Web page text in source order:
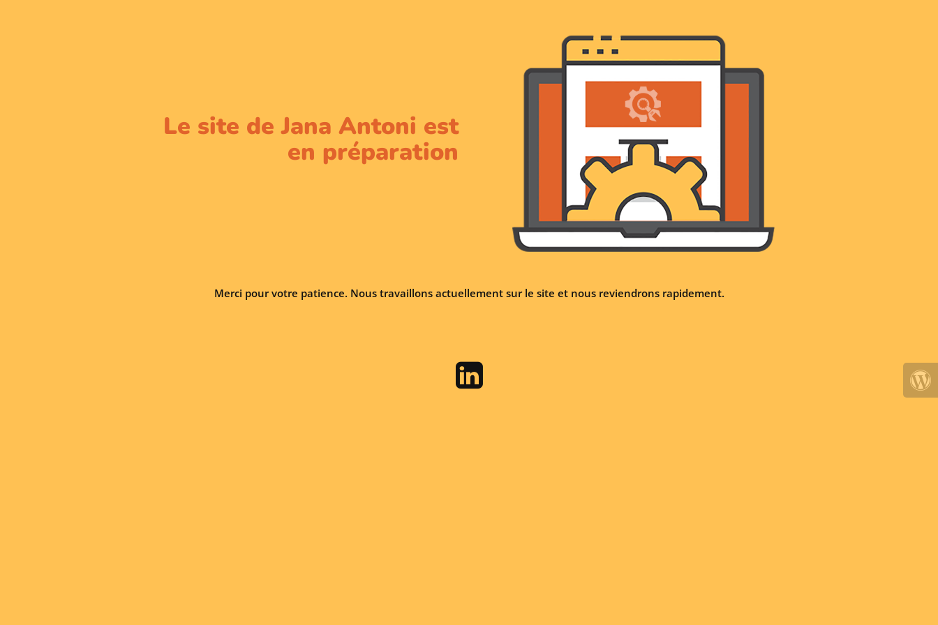
Le site de Jana Antoni est
en préparation
Merci pour votre patience. Nous travaillons actuellement sur le site et nous reviendrons rapidement.